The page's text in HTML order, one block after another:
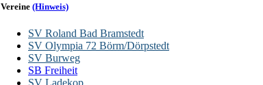
Vereine (Hinweis)
SV Roland Bad Bramstedt
SV Olympia 72 Börm/Dörpstedt
SV Burweg
SB Freiheit
SV Ladekop